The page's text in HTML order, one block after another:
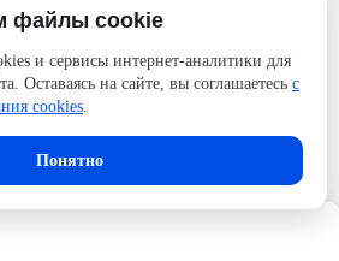
Acti 9
250
, чтобы иметь
вопросы.
характеристики могут отличаться от реального
Компания АйДистрибьют не несёт
текущей модели товаров фотографиям,
файлы cookie
и сервисы интернет-аналитики для
Оставаясь на сайте, вы соглашаетесь с
cookies.
Понятно